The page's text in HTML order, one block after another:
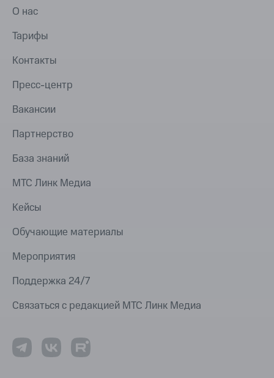
О нас
Тарифы
Контакты
Пресс-центр
Вакансии
Партнерство
База знаний
МТС Линк Медиа
Кейсы
Обучающие материалы
Мероприятия
Поддержка 24/7
Связаться с редакцией МТС Линк Медиа